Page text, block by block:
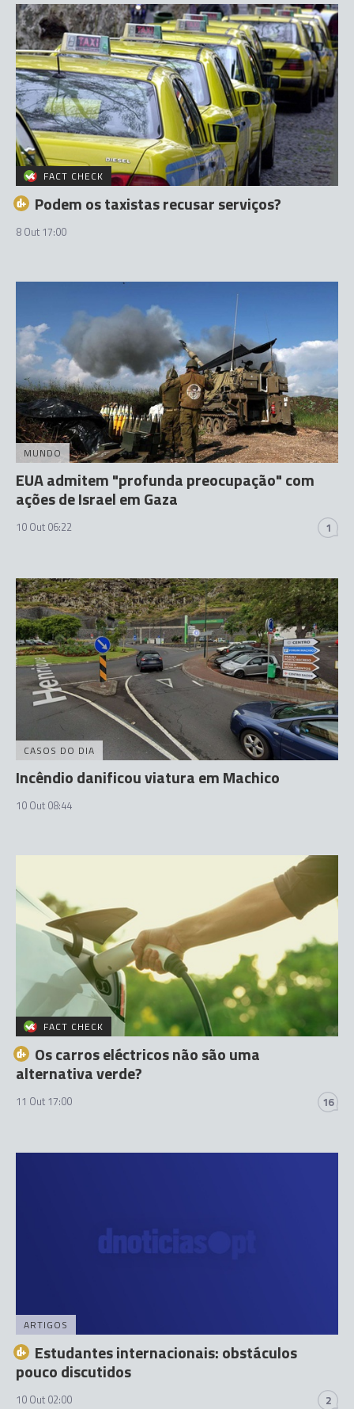
FACT CHECK
Podem os taxistas recusar serviços?
8 Out 17:00
MUNDO
EUA admitem "profunda preocupação" com
ações de Israel em Gaza
10 Out 06:22 1
CASOS DO DIA
Incêndio danificou viatura em Machico
10 Out 08:44
FACT CHECK
Os carros eléctricos não são uma
alternativa verde?
11 Out 17:00 16
ARTIGOS
Estudantes internacionais: obstáculos
pouco discutidos
10 Out 02:00 2